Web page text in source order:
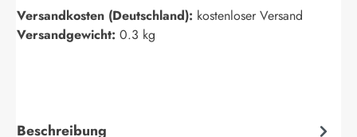
Versandkosten (Deutschland): kostenloser Versand
Versandgewicht: 0.3 kg
Beschreibung